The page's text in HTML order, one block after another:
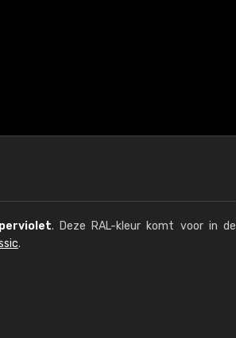
. Deze RAL-kleur komt voor in de
.